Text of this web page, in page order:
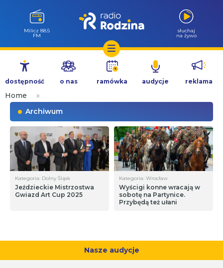
Przejdź
treści
Milicz 88.5
FM
słuchaj
na żywo
dostępność o nas ramówka audycje reklama
Home
»
Archiwum
Kategoria: Dolny Śląsk
Jeździeckie Mistrzostwa
Gwiazd Art Cup 2025
Kategoria: Wrocław
Wyścigi konne wracają w
sobotę na Partynice.
Przybędą też ułani
Nasze audycje